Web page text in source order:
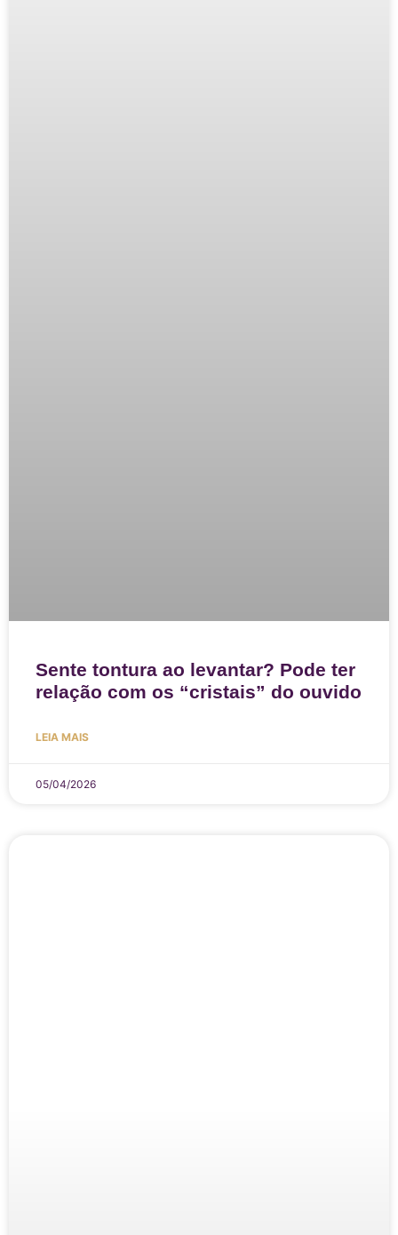
Sente tontura ao levantar? Pode ter
relação com os “cristais” do ouvido
LEIA MAIS
05/04/2026